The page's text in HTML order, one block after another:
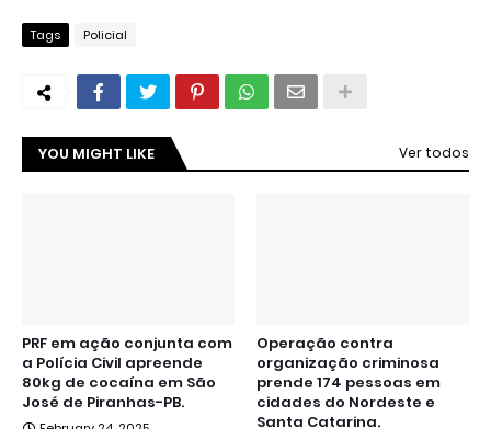
Tags Policial
YOU MIGHT LIKE Ver todos
PRF em ação conjunta com
a Polícia Civil apreende
80kg de cocaína em São
José de Piranhas-PB.
Operação contra
organização criminosa
prende 174 pessoas em
cidades do Nordeste e
Santa Catarina.